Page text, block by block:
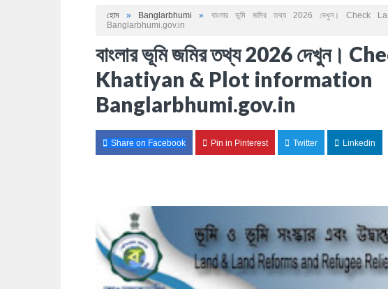
হোম » Banglarbhumi » বাংলার ভূমি জমির তথ্য 2026 দেখুন।
Banglarbhumi.gov.in
বাংলার ভূমি জমির তথ্য 2026 দেখুন।
Khatiyan & Plot information
Banglarbhumi.gov.in
Share on Facebook Pin in Pinterest Twitter Linkedin